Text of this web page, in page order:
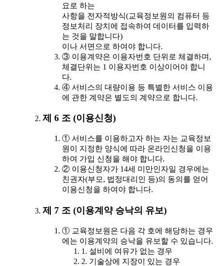
요로 하는
사항을 전자적방식(교육정보원의 컴퓨터 등
정보처리 장치에 접속하여 데이터를 입력하
는 것을 말합니다)
이나 서면으로 하여야 합니다.
③ 이용계약은 이용자번호 단위로 체결하며,
체결단위는 1 이용자번호 이상이어야 합니
다.
④ 서비스의 대량이용 등 특별한 서비스 이용
에 관한 계약은 별도의 계약으로 합니다.
제 6 조 (이용신청)
① 서비스를 이용하고자 하는 자는 교육정보
원이 지정한 양식에 따라 온라인신청을 이용
하여 가입 신청을 해야 합니다.
② 이용신청자가 14세 미만인자일 경우에는
친권자(부모, 법정대리인 등)의 동의를 얻어
이용신청을 하여야 합니다.
제 7 조 (이용계약 승낙의 유보)
① 교육정보원은 다음 각 호에 해당하는 경우
에는 이용계약의 승낙을 유보할 수 있습니다.
1. 설비에 여유가 없는 경우
2. 기술상에 지장이 있는 경우